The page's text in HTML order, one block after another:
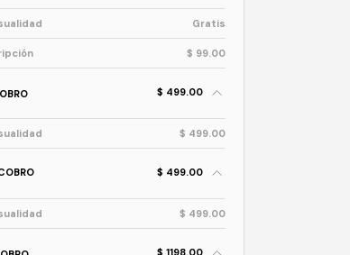
Gratis
$ 99.00
$ 499.00
$ 499.00
$ 499.00
$ 499.00